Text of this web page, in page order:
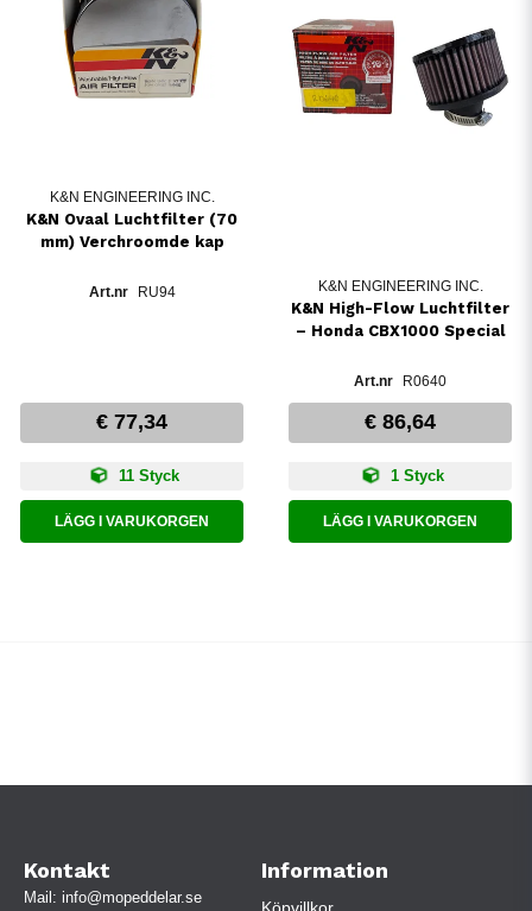
K&N ENGINEERING INC.
K&N Ovaal Luchtfilter (70
mm) Verchroomde kap
RU94
€ 77,34
11 Styck
LÄGG I VARUKORGEN
K&N ENGINEERING INC.
K&N High-Flow Luchtfilter
– Honda CBX1000 Special
R0640
€ 86,64
1 Styck
LÄGG I VARUKORGEN
Kontakt
Mail: info@mopeddelar.se
Information